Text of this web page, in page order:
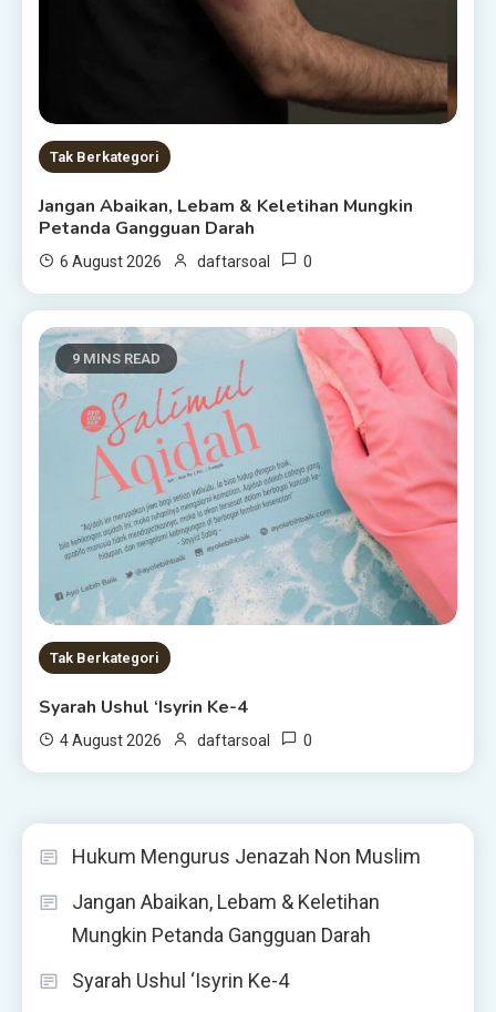
Tak Berkategori
Jangan Abaikan, Lebam & Keletihan Mungkin
Petanda Gangguan Darah
6 August 2026 daftarsoal 0
9 MINS READ
Tak Berkategori
Syarah Ushul ‘Isyrin Ke-4
4 August 2026 daftarsoal 0
Hukum Mengurus Jenazah Non Muslim
Jangan Abaikan, Lebam & Keletihan
Mungkin Petanda Gangguan Darah
Syarah Ushul ‘Isyrin Ke-4